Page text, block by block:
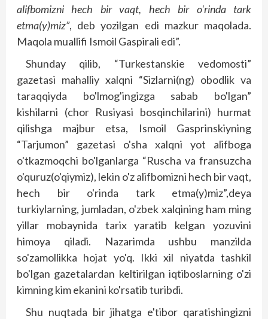
alifbomizni hech bir vaqt, hech bir o'rinda tark
etma(y)miz”, deb yozilgan edi mazkur maqolada.
Maqola muallifi Ismoil Gaspirali edi”.
Shunday qilib, “Turkestanskie vedomosti”
gazetasi mahalliy xalqni “Sizlarni(ng) obodlik va
taraqqiyda bo'lmog'ingizga sabab bo'lgan”
kishilarni (chor Rusiyasi bosqinchilarini) hurmat
qilishga majbur etsa, Ismoil Gasprinskiyning
“Tarjumon” gazetasi o'sha xalqni yot alifboga
o'tkazmoqchi bo'lganlarga “Ruscha va fransuzcha
o'quruz(o'qiymiz), lekin o'z alifbomizni hech bir vaqt,
hech bir o'rinda tark etma(y)miz”,deya
turkiylarning, jumladan, o'zbek xalqining ham ming
yillar mobaynida tarix yaratib kelgan yozuvini
himoya qiladi. Nazarimda ushbu manzilda
so'zamollikka hojat yo'q. Ikki xil niyatda tashkil
bo'lgan gazetalardan keltirilgan iqtiboslarning o'zi
kimning kim ekanini ko'rsatib turibdi.
Shu nuqtada bir jihatga e'tibor qaratishingizni